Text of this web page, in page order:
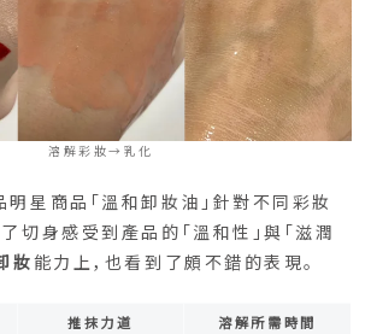
溶解彩妝→乳化
星商品「溫和卸妝油」針對不同彩妝
切身感受到產品的「溫和性」與「滋潤
妝能力上，也看到了頗不錯的表現。
推抹力道 溶解所需時間